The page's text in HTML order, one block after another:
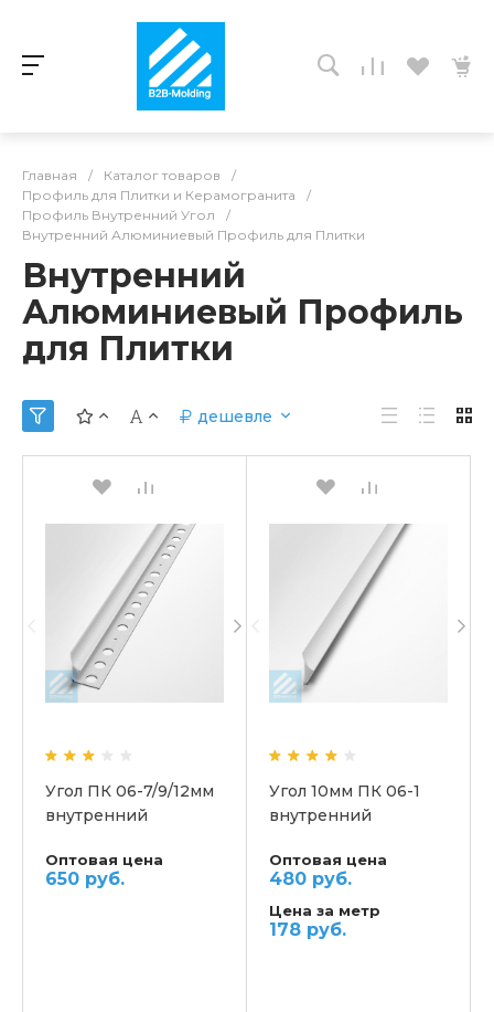
Главная / Каталог товаров
/
Профиль для Плитки и Керамогранита
/
Профиль Внутренний Угол
/
Внутренний Алюминиевый Профиль для Плитки
Внутренний
Алюминиевый Профиль
для Плитки
дешевле
Угол ПК 06-7/9/12мм
внутренний
Оптовая цена
650 руб.
Угол 10мм ПК 06-1
внутренний
Оптовая цена
480 руб.
Цена за метр
178 руб.